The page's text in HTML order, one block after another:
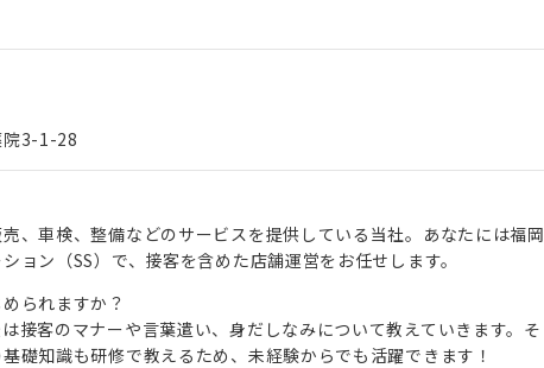
院3-1-28
、車検、整備などのサービスを提供している当社。あなたには福岡
ョン（SS）で、接客を含めた店舗運営をお任せします。
られますか？
接客のマナーや言葉遣い、身だしなみについて教えていきます。そ
礎知識も研修で教えるため、未経験からでも活躍できます！